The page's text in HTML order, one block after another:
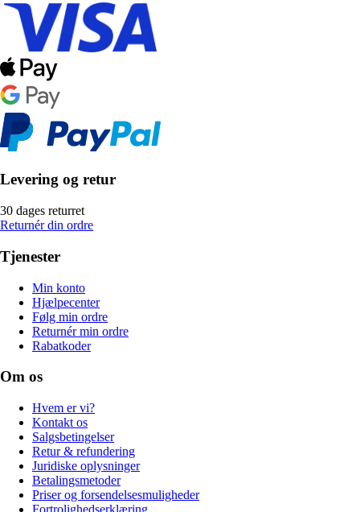
Levering og retur
30 dages returret
Returnér din ordre
Tjenester
Min konto
Hjælpecenter
Følg min ordre
Returnér min ordre
Rabatkoder
Om os
Hvem er vi?
Kontakt os
Salgsbetingelser
Retur & refundering
Juridiske oplysninger
Betalingsmetoder
Priser og forsendelsesmuligheder
Fortrolighedserklæring